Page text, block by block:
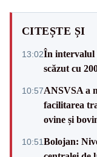
CITEȘTE ȘI
13:02În intervalul
scăzut cu
10:57ANSVSA a
facilitarea
ovine și
10:51Bolojan: